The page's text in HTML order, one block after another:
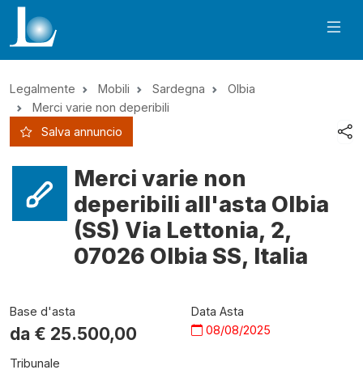
Legalmente Mobili Sardegna
Olbia
Merci varie non deperibili
Salva annuncio
Merci varie non
deperibili all'asta Olbia
(SS) Via Lettonia, 2,
07026 Olbia SS, Italia
Base d'asta
da € 25.500,00
Data Asta
08/08/2025
Tribunale